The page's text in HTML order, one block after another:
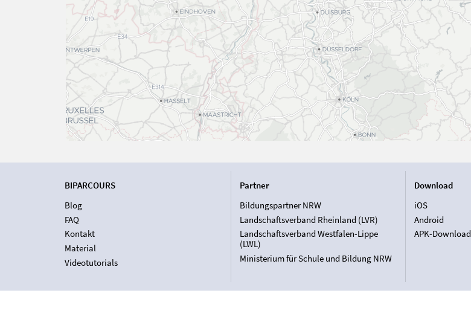
BIPARCOURS
Blog
FAQ
Kontakt
Material
Videotutorials
Partner
Bildungspartner NRW
Landschaftsverband Rheinland (LVR)
Landschaftsverband Westfalen-Lippe
(LWL)
Ministerium für Schule und Bildung NRW
Download
iOS
Android
APK-Download